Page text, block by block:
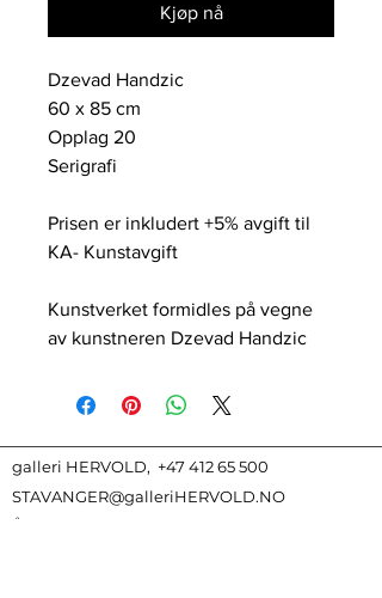
Kjøp nå
Dzevad Handzic
60 x 85 cm
Opplag 20
Serigrafi
Prisen er inkludert +5% avgift til
KA- Kunstavgift
Kunstverket formidles på vegne
av kunstneren Dzevad Handzic
galleri HERVOLD, +47 412 65 500
STAVANGER@galleriHERVOLD.NO